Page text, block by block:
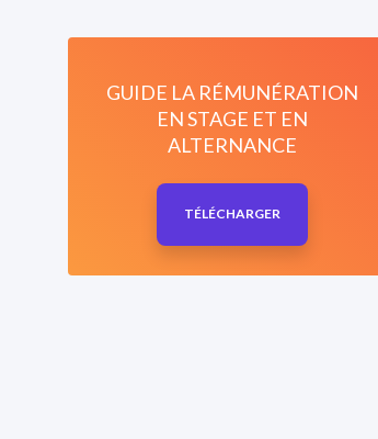
GUIDE LA RÉMUNÉRATION
EN STAGE ET EN
ALTERNANCE
TÉLÉCHARGER